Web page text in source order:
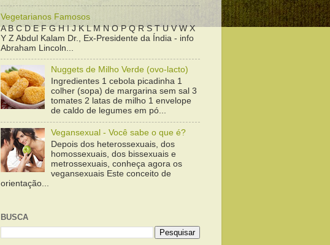
Vegetarianos Famosos
A B C D E F G H I J K L M N O P Q R S T U V W X
Y Z Abdul Kalam Dr., Ex-Presidente da Índia - info
Abraham Lincoln...
Nuggets de Milho Verde (ovo-lacto)
Ingredientes 1 cebola picadinha 1
colher (sopa) de margarina sem sal 3
tomates 2 latas de milho 1 envelope
de caldo de legumes em pó...
Vegansexual - Você sabe o que é?
Depois dos heterossexuais, dos
homossexuais, dos bissexuais e
metrossexuais, conheça agora os
vegansexuais Este conceito de
orientação...
BUSCA